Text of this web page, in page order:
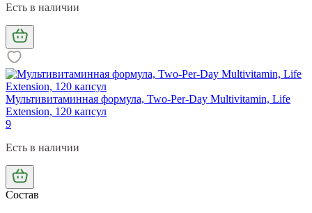
Есть в наличии
Мультивитаминная формула, Two-Per-Day Multivitamin, Life
Extension, 120 капсул
9
Есть в наличии
Состав